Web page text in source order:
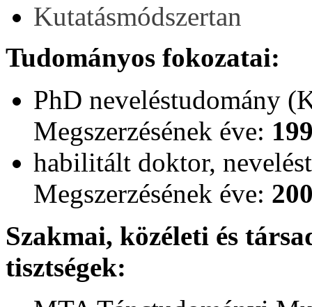
Kutatásmódszertan
Tudományos fokozatai:
PhD neveléstudomány
Megszerzésének éve:
habilitált doktor,
Megszerzésének éve:
Szakmai, közéleti és
tisztségek: